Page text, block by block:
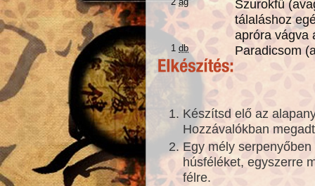
Szurokfű
tálaláshoz
apróra vágva
1db Paradicsom
Készítsd elő az
Hozzávalókban
Egy mély
húsféléket, egyszerre
félre.